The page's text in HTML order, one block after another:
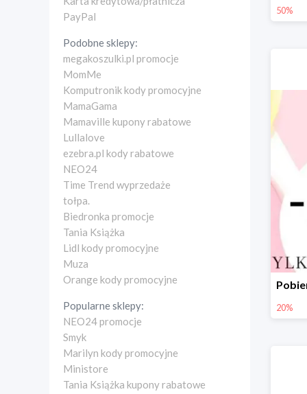
PayPal
Podobne sklepy:
megakoszulki.pl promocje
MomMe
Komputronik kody promocyjne
MamaGama
Mamaville kupony rabatowe
Lullalove
ezebra.pl kody rabatowe
NEO24
Time Trend wyprzedaże
tołpa.
Biedronka promocje
Tania Książka
Lidl kody promocyjne
Muza
Orange kody promocyjne
Popularne sklepy:
NEO24 promocje
Smyk
Marilyn kody promocyjne
Ministore
Tania Książka kupony rabatowe
50%
20%